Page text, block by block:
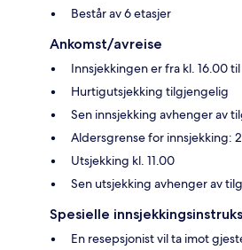
Består av 6 etasjer
Ankomst/avreise
Innsjekkingen er fra kl. 16.00
Hurtigutsjekking tilgjengelig
Sen innsjekking avhenger av
Aldersgrense for innsjekking:
Utsjekking kl. 11.00
Sen utsjekking avhenger av
Spesielle
En resepsjonist vil ta imot